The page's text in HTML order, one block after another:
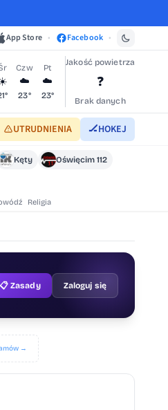
App Store • Facebook •
Czw
☁️
23°
Pt
☁️
23°
Jakość powietrza
❓
Brak danych
UTRUDNIENIA 🏒HOKEJ
Kęty
Oświęcim 112
Religia
📋 Zasady Zaloguj się
→